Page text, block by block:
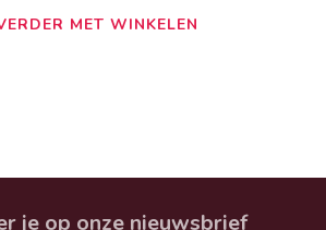
MET WINKELEN
je op onze nieuwsbrief